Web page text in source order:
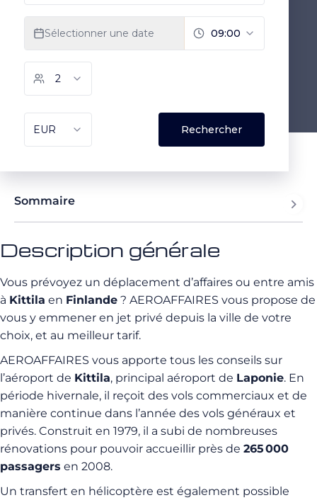
Sommaire
Description générale
Vous prévoyez un déplacement d’affaires ou entre amis
à Kittila en Finlande ? AEROAFFAIRES vous propose de
vous y emmener en jet privé depuis la ville de votre
choix, et au meilleur tarif.
AEROAFFAIRES vous apporte tous les conseils sur
l’aéroport de Kittila, principal aéroport de Laponie. En
période hivernale, il reçoit des vols commerciaux et de
manière continue dans l’année des vols généraux et
privés. Construit en 1979, il a subi de nombreuses
rénovations pour pouvoir accueillir près de 265 000
passagers en 2008.
Un transfert en hélicoptère est également possible